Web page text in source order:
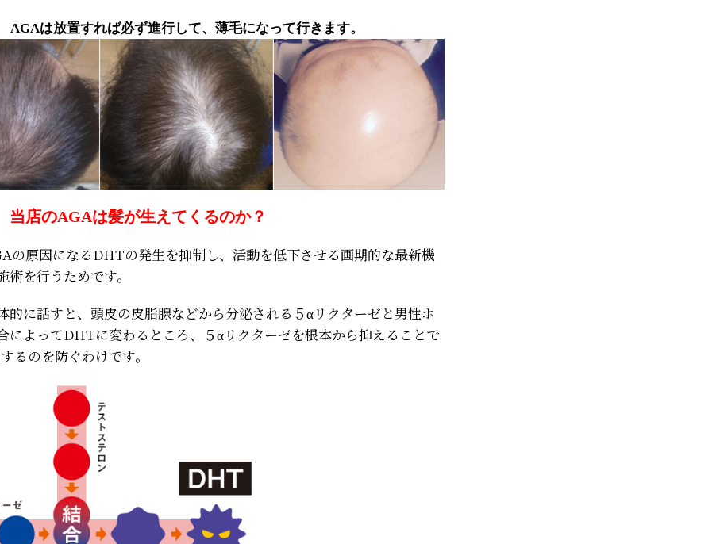
AGAは放置すれば必ず進行して、薄毛になって行きます。
当店のAGAは髪が生えてくるのか？
の原因になるDHTの発生を抑制し、活動を低下させる画期的な最新機
術を行うためです。
的に話すと、頭皮の皮脂腺などから分泌される５αリクターゼと男性ホ
によってDHTに変わるところ、５αリクターゼを根本から抑えることで
るのを防ぐわけです。